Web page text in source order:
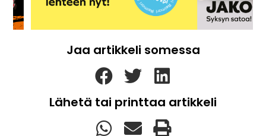
Jaa artikkeli somessa
Lähetä tai printtaa artikkeli